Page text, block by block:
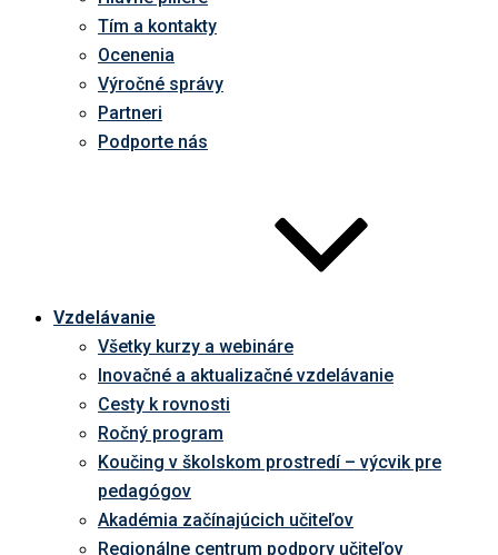
Tím a kontakty
Ocenenia
Výročné správy
Partneri
Podporte nás
Vzdelávanie
Všetky kurzy a webináre
Inovačné a aktualizačné vzdelávanie
Cesty k rovnosti
Ročný program
Koučing v školskom prostredí – výcvik pre
pedagógov
Akadémia začínajúcich učiteľov
Regionálne centrum podpory učiteľov